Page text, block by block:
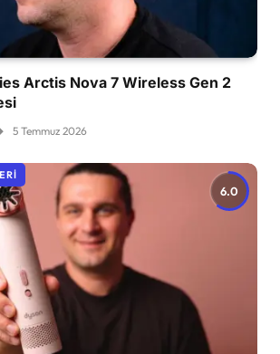
Arctis Nova 7 Wireless Gen 2
5 Temmuz 2026
6.0